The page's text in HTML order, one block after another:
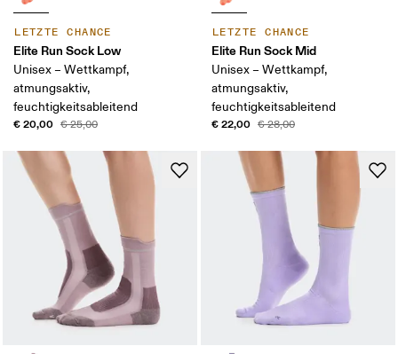
LETZTE CHANCE
Elite Run Sock Low
Unisex – Wettkampf,
atmungsaktiv,
feuchtigkeitsableitend
€ 20,00 € 25,00
LETZTE CHANCE
Elite Run Sock Mid
Unisex – Wettkampf,
atmungsaktiv,
feuchtigkeitsableitend
€ 22,00 € 28,00